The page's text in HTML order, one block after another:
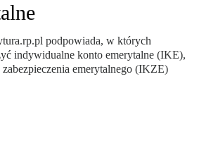
podpowiada, w których
indywidualne konto emerytalne (IKE),
emerytalnego (IKZE)